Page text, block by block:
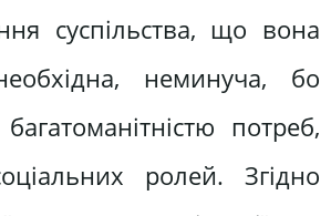
суспільства, що вона
неминуча, бо
потреб,
ролей. Згідно